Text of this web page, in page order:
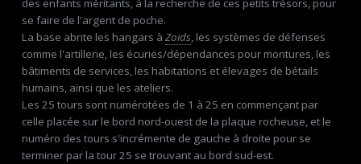
des enfants méritants, à la recherche de ces petits trésors, pour
se faire de l'argent de poche.
La base abrite les hangars à Zoids, les systèmes de défenses
comme l'artillerie, les écuries/dépendances pour montures, les
bâtiments de services, les habitations et élevages de bétails
humains, ainsi que les ateliers.
Les 25 tours sont numérotées de 1 à 25 en commençant par
celle placée sur le bord nord-ouest de la plaque rocheuse, et le
numéro des tours s'incrémente de gauche à droite pour se
terminer par la tour 25 se trouvant au bord sud-est.